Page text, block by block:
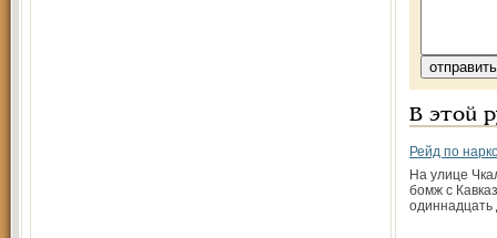
В этой
Рейд по
На улице
бомж с
одиннадцать